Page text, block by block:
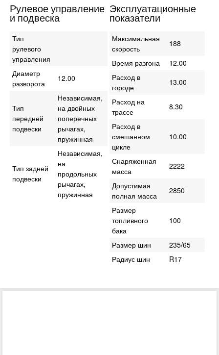
Рулевое управление
и подвеска
Тип
рулевого
управления
Диаметр
разворота
12.00
Тип
передней
подвески
Независимая,
на двойных
поперечных
рычагах,
пружинная
Тип задней
подвески
Независимая,
на
продольных
рычагах,
пружинная
Эксплуатационные
показатели
Максимальная
скорость
188
Время разгона
12.00
Расход в
городе
13.00
Расход на
трассе
8.30
Расход в
смешанном
цикле
10.00
Снаряженная
масса
2222
Допустимая
полная масса
2850
Размер
топливного
бака
100
Размер шин
235/65
Радиус шин
R17